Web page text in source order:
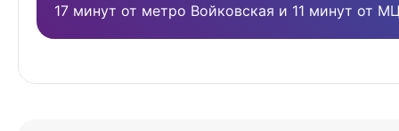
17 минут от метро Войковская и 11 минут от